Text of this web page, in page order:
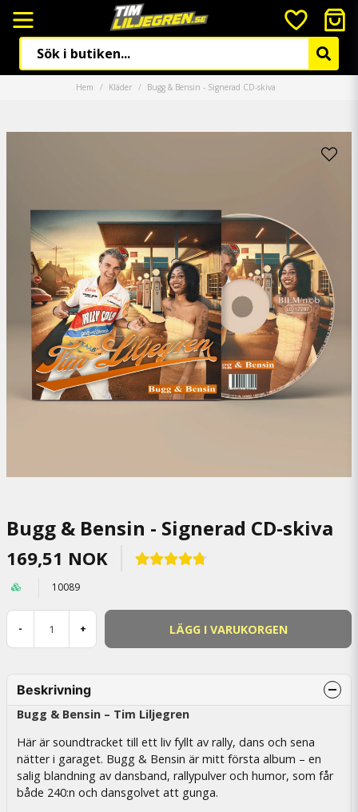
Hem Kläder Bugg & Bensin - Signerad CD-skiva
Bugg & Bensin - Signerad CD-skiva
169,51 NOK
10089
- + LÄGG I VARUKORGEN
Beskrivning
Bugg & Bensin – Tim Liljegren
Här är soundtracket till ett liv fyllt av rally, dans och sena
nätter i garaget. Bugg & Bensin är mitt första album – en
salig blandning av dansband, rallypulver och humor, som får
både 240:n och dansgolvet att gunga.